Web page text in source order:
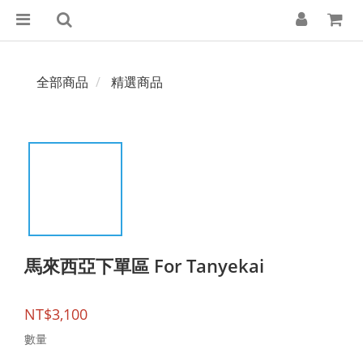
全部商品 精選商品
馬來西亞下單區 For Tanyekai
NT$3,100
數量